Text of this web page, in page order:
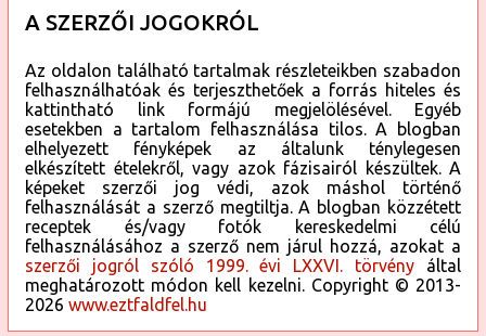
A SZERZŐI JOGOKRÓL
Az oldalon található tartalmak részleteikben szabadon
felhasználhatóak és terjeszthetőek a forrás hiteles és
kattintható link formájú megjelölésével. Egyéb
esetekben a tartalom felhasználása tilos. A blogban
elhelyezett fényképek az általunk ténylegesen
elkészített ételekről, vagy azok fázisairól készültek. A
képeket szerzői jog védi, azok máshol történő
felhasználását a szerző megtiltja. A blogban közzétett
receptek és/vagy fotók kereskedelmi célú
felhasználásához a szerző nem járul hozzá, azokat a
szerzői jogról szóló 1999. évi LXXVI. törvény által
meghatározott módon kell kezelni. Copyright © 2013-
2026 www.eztfaldfel.hu